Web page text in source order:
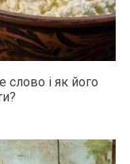
слово і як його